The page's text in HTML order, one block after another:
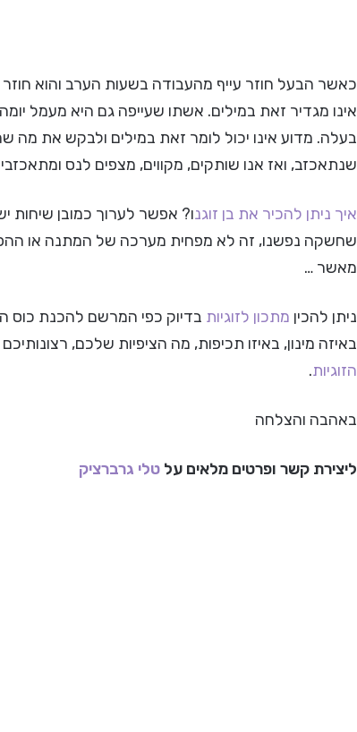
כאשר הבעל חוזר עייף מהעבודה בשעות הערב והוא
אינו מגדיר זאת במילים. אשתו שעייפה גם היא מעמל
בעלה. מדוע אינו יכול לומר זאת במילים ולבקש את מה
שנתאכזב, ואז אנו שותקים, מקווים, מצפים לנס
איך ניתן להכיר את בן זוגנו? אפשר לערוך כמובן שיחות
שחשקה נפשנו, זה לא מפחית מערכה של המתנה או
מאשר …
ניתן להכין מתכון לזוגיות בדיוק כפי המרשם להכנת כוס
באיזה מינון, באיזו תכיפות, מה הציפיות שלכם,
הזוגיות.
באהבה והצלחה
ליצירת קשר ופרטים מלאים על טלי גרברציק